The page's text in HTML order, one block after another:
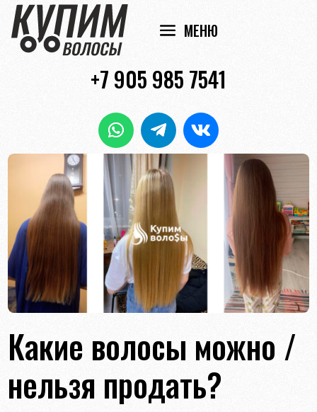
+7 905 985 7541
Какие волосы можно /
нельзя продать?